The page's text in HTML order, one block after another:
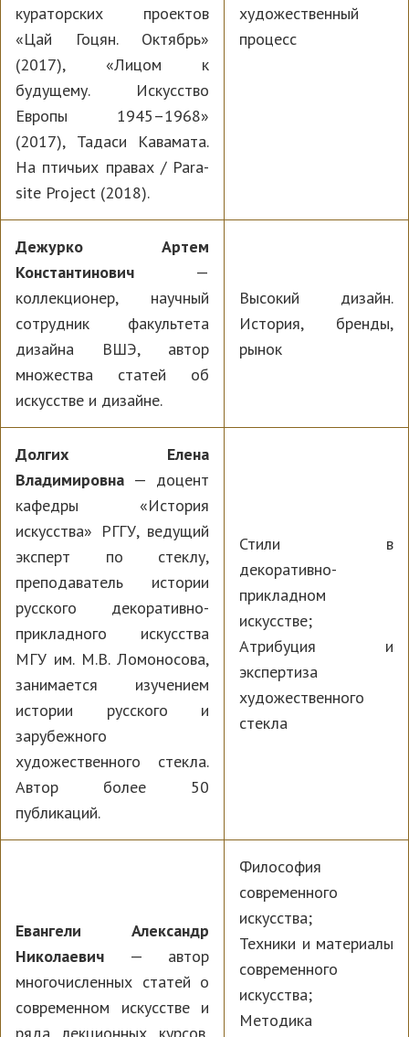
кураторских проектов
«Цай Гоцян. Октябрь»
(2017), «Лицом к
будущему. Искусство
Европы 1945–1968»
(2017), Тадаси Кавамата.
На птичьих правах / Para-
site Project (2018).
художественный
процесс
Дежурко Артем
Константинович —
коллекционер, научный
сотрудник факультета
дизайна ВШЭ, автор
множества статей об
искусстве и дизайне.
Высокий дизайн.
История, бренды,
рынок
Долгих Елена
Владимировна — доцент
кафедры «История
искусства» РГГУ, ведущий
эксперт по стеклу,
преподаватель истории
русского декоративно-
прикладного искусства
МГУ им. М.В. Ломоносова,
занимается изучением
истории русского и
зарубежного
художественного стекла.
Автор более 50
публикаций.
Стили в
декоративно-
прикладном
искусстве;
Атрибуция и
экспертиза
художественного
стекла
Евангели Александр
Николаевич — автор
многочисленных статей о
современном искусстве и
Философия
современного
искусства;
Техники и материалы
современного
искусства;
Методика